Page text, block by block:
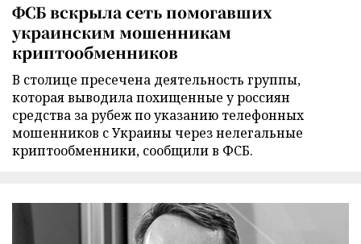
ФСБ вскрыла сеть помогавших
украинским мошенникам
криптообменников
В столице пресечена деятельность группы,
которая выводила похищенные у россиян
средства за рубеж по указанию телефонных
мошенников с Украины через нелегальные
криптообменники, сообщили в ФСБ.